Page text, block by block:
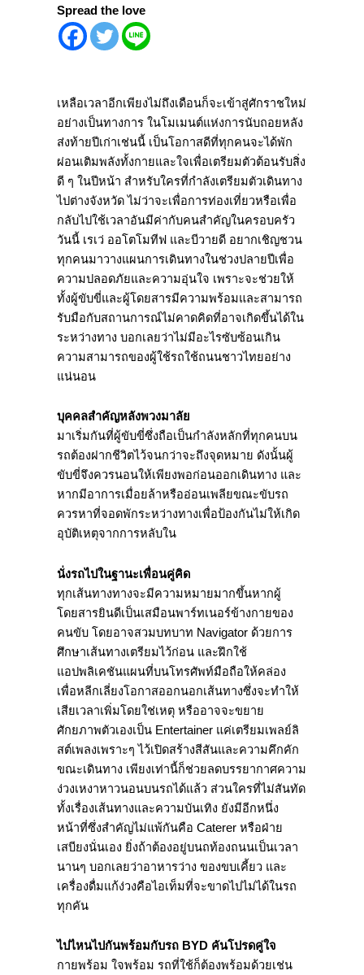
Spread the love
เหลือเวลาอีกเพียงไม่ถึงเดือนก็จะเข้าสู่ศักราชใหม่
อย่างเป็นทางการ ในโมเมนต์แห่งการนับถอยหลัง
ส่งท้ายปีเก่าเช่นนี้ เป็นโอกาสดีที่ทุกคนจะได้พัก
ผ่อนเติมพลังทั้งกายและใจเพื่อเตรียมตัวต้อนรับสิ่ง
ดี ๆ ในปีหน้า สำหรับใครที่กำลังเตรียมตัวเดินทาง
ไปต่างจังหวัด ไม่ว่าจะเพื่อการท่องเที่ยวหรือเพื่อ
กลับไปใช้เวลาอันมีค่ากับคนสำคัญในครอบครัว
วันนี้ เรเว่ ออโตโมทีฟ และบีวายดี อยากเชิญชวน
ทุกคนมาวางแผนการเดินทางในช่วงปลายปีเพื่อ
ความปลอดภัยและความอุ่นใจ เพราะจะช่วยให้
ทั้งผู้ขับขี่และผู้โดยสารมีความพร้อมและสามารถ
รับมือกับสถานการณ์ไม่คาดคิดที่อาจเกิดขึ้นได้ใน
ระหว่างทาง บอกเลยว่าไม่มีอะไรซับซ้อนเกิน
ความสามารถของผู้ใช้รถใช้ถนนชาวไทยอย่าง
แน่นอน
บุคคลสำคัญหลังพวงมาลัย
มาเริ่มกันที่ผู้ขับขี่ซึ่งถือเป็นกำลังหลักที่ทุกคนบน
รถต้องฝากชีวิตไว้จนกว่าจะถึงจุดหมาย ดังนั้นผู้
ขับขี่จึงควรนอนให้เพียงพอก่อนออกเดินทาง และ
หากมีอาการเมื่อยล้าหรืออ่อนเพลียขณะขับรถ
ควรหาที่จอดพักระหว่างทางเพื่อป้องกันไม่ให้เกิด
อุบัติเหตุจากการหลับใน
นั่งรถไปในฐานะเพื่อนคู่คิด
ทุกเส้นทางทางจะมีความหมายมากขึ้นหากผู้
โดยสารยินดีเป็นเสมือนพาร์ทเนอร์ข้างกายของ
คนขับ โดยอาจสวมบทบาท Navigator ด้วยการ
ศึกษาเส้นทางเตรียมไว้ก่อน และฝึกใช้
แอปพลิเคชันแผนที่บนโทรศัพท์มือถือให้คล่อง
เพื่อหลีกเลี่ยงโอกาสออกนอกเส้นทางซึ่งจะทำให้
เสียเวลาเพิ่มโดยใช่เหตุ หรืออาจจะขยาย
ศักยภาพตัวเองเป็น Entertainer แค่เตรียมเพลย์ลิ
สต์เพลงเพราะๆ ไว้เปิดสร้างสีสันและความคึกคัก
ขณะเดินทาง เพียงเท่านี้ก็ช่วยลดบรรยากาศความ
ง่วงเหงาหาวนอนบนรถได้แล้ว ส่วนใครที่ไม่สันทัด
ทั้งเรื่องเส้นทางและความบันเทิง ยังมีอีกหนึ่ง
หน้าที่ซึ่งสำคัญไม่แพ้กันคือ Caterer หรือฝ่าย
เสบียงนั่นเอง ยิ่งถ้าต้องอยู่บนถท้องถนนเป็นเวลา
นานๆ บอกเลยว่าอาหารว่าง ของขบเคี้ยว และ
เครื่องดื่มแก้ง่วงคือไอเท็มที่จะขาดไปไม่ได้ในรถ
ทุกคัน
ไปไหนไปกันพร้อมกับรถ BYD คันโปรดคู่ใจ
กายพร้อม ใจพร้อม รถที่ใช้ก็ต้องพร้อมด้วยเช่น